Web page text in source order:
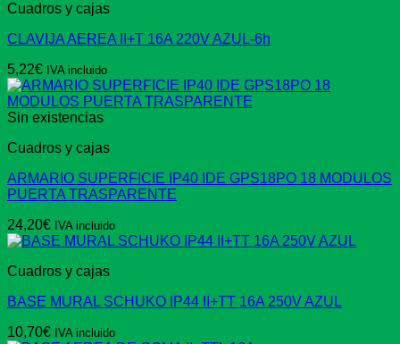
Cuadros y cajas
CLAVIJA AEREA II+T 16A 220V AZUL-6h
5,22€ IVA incluido
Sin existencias
Cuadros y cajas
ARMARIO SUPERFICIE IP40 IDE GPS18PO 18 MODULOS
PUERTA TRASPARENTE
24,20€ IVA incluido
Cuadros y cajas
BASE MURAL SCHUKO IP44 II+TT 16A 250V AZUL
10,70€ IVA incluido